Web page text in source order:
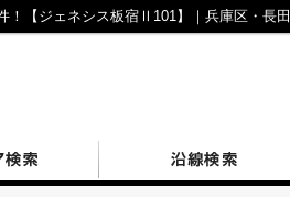
【ジェネシス板宿Ⅱ101】｜兵庫区・長